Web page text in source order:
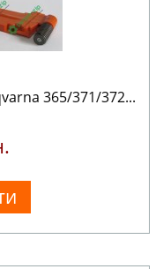
365/371/372...